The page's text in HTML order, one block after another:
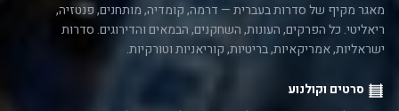
מאגר מקיף של סדרות בעברית — דרמה, קומדיה, מותחנים, פנטזיה,
ריאליטי. כל הפרקים, העונות, השחקנים, הבמאים והדירוגים. סדרות
ישראליות, אמריקאיות, בריטיות, קוריאניות וטורקיות.
סרטים וקולנוע